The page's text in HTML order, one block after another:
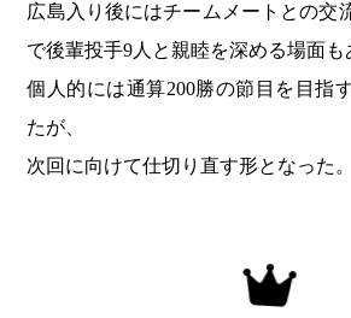
広島入り後にはチームメートとの交
で後輩投手9人と親睦を深める場面も
個人的には通算200勝の節目を目指
たが、
次回に向けて仕切り直す形となった。